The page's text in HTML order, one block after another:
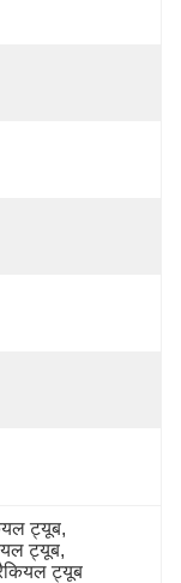
ट्यूब,
ट्यूब,
ट्यूब